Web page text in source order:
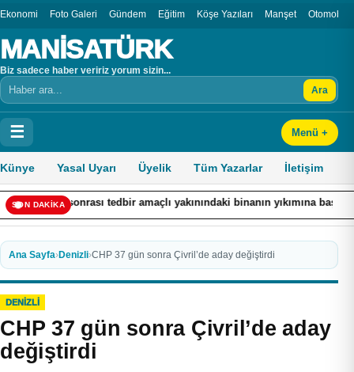
Ekonomi Foto Galeri Gündem Eğitim Köşe Yazıları Manşet Otomobil
MANİSATÜRK
Biz sadece haber veririz yorum sizin...
Arama Ara
☰ Menü +
Künye Yasal Uyarı Üyelik Tüm Yazarlar İletişim
SON DAKİKA
tedbir amaçlı yakınındaki binanın yıkımına başlandı
Ana Sayfa›Denizli›CHP 37 gün sonra Çivril’de aday değiştirdi
DENIZLI
CHP 37 gün sonra Çivril’de aday
değiştirdi